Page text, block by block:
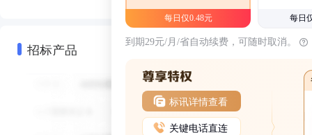
招标产品
每日仅0.48元 每日
到期29元/月/省自动续费，可随时取消。
标讯详情查看
关键电话直连